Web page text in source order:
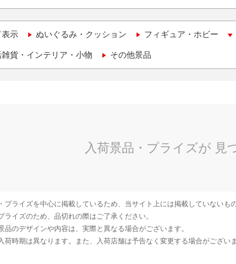
表示 ぬいぐるみ・クッション フィギュア・ホビー
貨・インテリア・小物 その他景品